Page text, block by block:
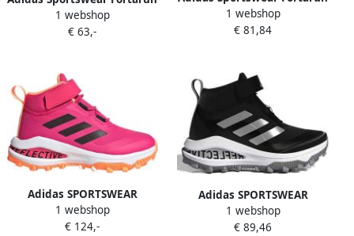
El Hardloopschoenen
Kinderen Black Kinderen
1 webshop
€ 63,-
Atr El Hardloopschoenen
Kinderen Green Kinderen
1 webshop
€ 81,84
Adidas SPORTSWEAR
Fortarun Atr El
Hardloopschoenen
1 webshop
€ 124,-
Adidas SPORTSWEAR
Fortarun Atr El
Hardloopschoenen
1 webshop
€ 89,46